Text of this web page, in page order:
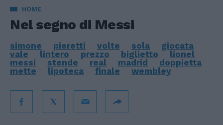
HOME
Nel segno di Messi
simone pieretti volte sola
giocata
vale
lintero prezzo biglietto
lionel
messi
stende real madrid
doppietta
mette
lipoteca finale wembley